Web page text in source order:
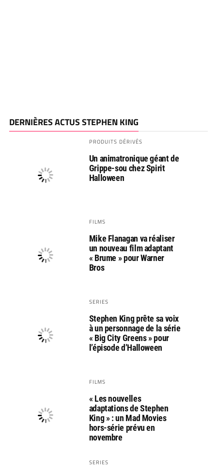
DERNIÈRES ACTUS STEPHEN KING
PRODUITS DÉRIVÉS
Un animatronique géant de
Grippe-sou chez Spirit
Halloween
FILMS
Mike Flanagan va réaliser
un nouveau film adaptant
« Brume » pour Warner
Bros
SERIES
Stephen King prête sa voix
à un personnage de la série
« Big City Greens » pour
l’épisode d’Halloween
FILMS
« Les nouvelles
adaptations de Stephen
King » : un Mad Movies
hors-série prévu en
novembre
SERIES